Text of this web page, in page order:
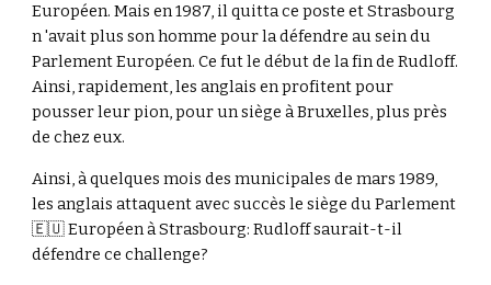
Européen. Mais en 1987, il quitta ce poste et Strasbourg
n 'avait plus son homme pour la défendre au sein du
Parlement Européen. Ce fut le début de la fin de Rudloff.
Ainsi, rapidement, les anglais en profitent pour
pousser leur pion, pour un siège à Bruxelles, plus près
de chez eux.
Ainsi, à quelques mois des municipales de mars 1989,
les anglais attaquent avec succès le siège du Parlement
🇪🇺 Européen à Strasbourg: Rudloff saurait-t-il
défendre ce challenge?